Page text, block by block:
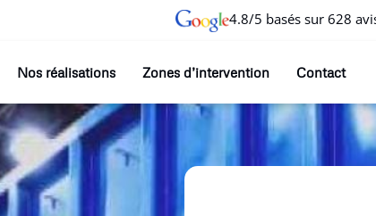
4.8/5 basés sur 628
Nos réalisations Zones d’intervention Contact